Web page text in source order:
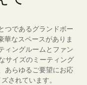
つであるグランドボー
華なスペースがありま
ィングルームとファン
サイズのミーティング
あらゆるご要望にお応
されています。